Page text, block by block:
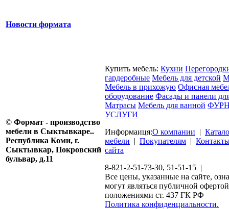
Новости формата
© Формат - производство
мебели в Сыктывкаре..
Республика Коми, г.
Сыктывкар, Покровский
бульвар, д.11
Купить мебель: Кухни
гардеробные Мебель для детской
Мебель в прихожую Офисная
оборудование Фасады и панели
Матрасы Мебель для ванной
УСЛУГИ
Информаиця:О компании |
мебели | Покупателям |
сайта
8-821-2-51-73-30, 51-51-15 |
Все цены, указанные на сайте,
могут являться публичной
положениями ст. 437 ГК РФ
Политика конфиденциальности.